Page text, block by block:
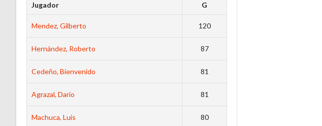
Jugador G
Mendez, Gilberto 120
Hernández, Roberto 87
Cedeño, Bienvenido 81
Agrazal, Dario 81
Machuca, Luis 80